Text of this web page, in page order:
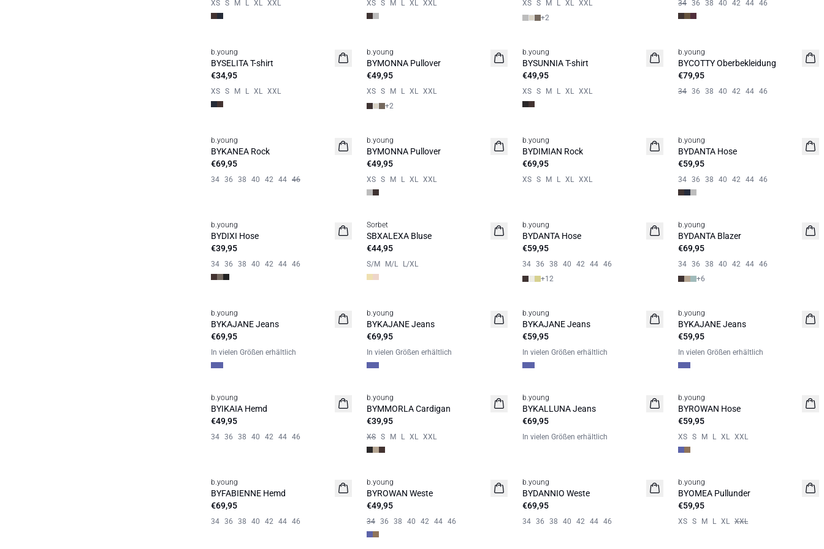
XS S M L XL XXL XS S M L XL XXL XS S M L XL XXL
+2
34 36 38 40 42 44 46
Neuheit
b.young
BYSELITA T-shirt
€34,95
XS S M L XL XXL
Neuheit
b.young
BYMONNA Pullover
€49,95
XS S M L XL XXL
+2
Neuheit
b.young
BYSUNNIA T-shirt
€49,95
XS S M L XL XXL
Neuheit
b.young
BYCOTTY Oberbekleidung
€79,95
34 36 38 40 42 44 46
Neuheit
b.young
BYKANEA Rock
€69,95
34 36 38 40 42 44 46
Neuheit
b.young
BYMONNA Pullover
€49,95
XS S M L XL XXL
Neuheit
b.young
BYDIMIAN Rock
€69,95
XS S M L XL XXL
Neuheit
b.young
BYDANTA Hose
€59,95
34 36 38 40 42 44 46
Neuheit
b.young
BYDIXI Hose
€39,95
34 36 38 40 42 44 46
Sorbet
SBXALEXA Bluse
€44,95
S/M M/L L/XL
Neuheit
b.young
BYDANTA Hose
€59,95
34 36 38 40 42 44 46
+12
Neuheit
b.young
BYDANTA Blazer
€69,95
34 36 38 40 42 44 46
+6
Neuheit
b.young
BYKAJANE Jeans
€69,95
In vielen Größen erhältlich
Neuheit
b.young
BYKAJANE Jeans
€69,95
In vielen Größen erhältlich
Neuheit
b.young
BYKAJANE Jeans
€59,95
In vielen Größen erhältlich
Neuheit
b.young
BYKAJANE Jeans
€59,95
In vielen Größen erhältlich
Neuheit
b.young
BYIKAIA Hemd
€49,95
34 36 38 40 42 44 46
Neuheit
b.young
BYMMORLA Cardigan
€39,95
XS S M L XL XXL
Neuheit
b.young
BYKALLUNA Jeans
€69,95
In vielen Größen erhältlich
Neuheit
b.young
BYROWAN Hose
€59,95
XS S M L XL XXL
Neuheit
b.young
BYFABIENNE Hemd
€69,95
34 36 38 40 42 44 46
Neuheit
b.young
BYROWAN Weste
€49,95
34 36 38 40 42 44 46
Neuheit
b.young
BYDANNIO Weste
€69,95
34 36 38 40 42 44 46
Neuheit
b.young
BYOMEA Pullunder
€59,95
XS S M L XL XXL